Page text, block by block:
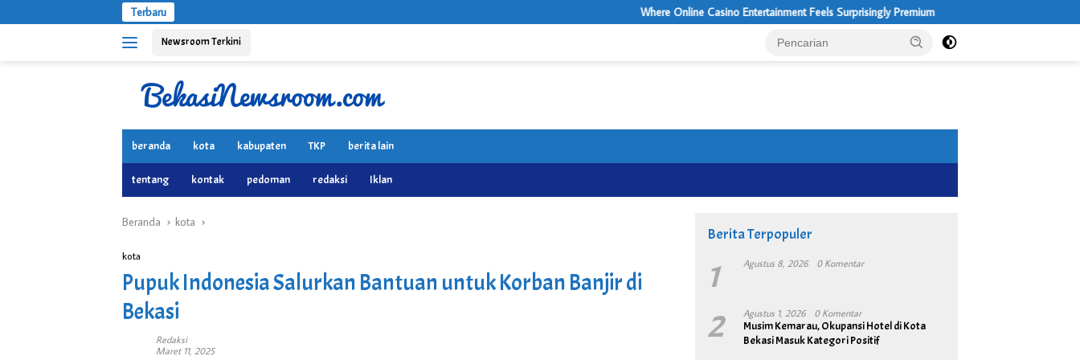
ke
Terbaru Where Online Casino Entertainment Feels Surprisingly Premium
Newsroom Terkini
beranda kota kabupaten TKP berita lain
tentang kontak pedoman redaksi Iklan
Beranda kota
kota
Pupuk Indonesia Salurkan Bantuan untuk Korban Banjir di
Bekasi
Redaksi
Maret 11, 2025
Berita Terpopuler
1 Agustus 8, 2026 0 Komentar
2 Agustus 1, 2026 0 Komentar
Musim Kemarau, Okupansi Hotel di Kota
Bekasi Masuk Kategori Positif